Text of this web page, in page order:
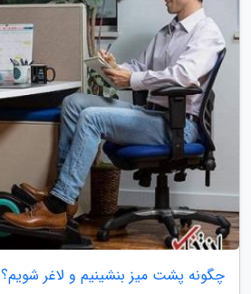
چگونه پشت میز بنشینیم و لاغر شویم؟